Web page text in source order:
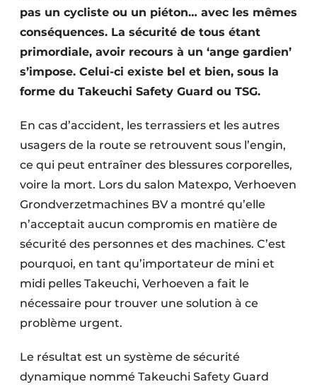
Géotextiles
Infrastructures souterraines et égouttage
Protection solaire
Sécurité incendie
Software
Techniques ferroviaires
Travaux ferroviaires
pas un cycliste ou un piéton… avec les mêmes
conséquences. La sécurité de tous étant
primordiale, avoir recours à un ‘ange gardien’
s’impose. Celui-ci existe bel et bien, sous la
forme du Takeuchi Safety Guard ou TSG.
En cas d’accident, les terrassiers et les autres
usagers de la route se retrouvent sous l’engin,
ce qui peut entraîner des blessures corporelles,
voire la mort. Lors du salon Matexpo, Verhoeven
Grondverzetmachines BV a montré qu’elle
n’acceptait aucun compromis en matière de
sécurité des personnes et des machines. C’est
pourquoi, en tant qu’importateur de mini et
midi pelles Takeuchi, Verhoeven a fait le
nécessaire pour trouver une solution à ce
problème urgent.
Le résultat est un système de sécurité
dynamique nommé Takeuchi Safety Guard